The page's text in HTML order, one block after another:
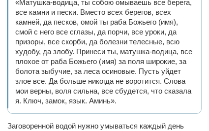
«Матушка-водица, ты собою омываешь все берега,
все камни и пески. Вместо всех берегов, всех
камней, да песков, омой ты раба Божьего (имя),
смой с него все сглазы, да порчи, все уроки, да
призоры, все скорби, да болезни телесные, всю
худобу, да злобу. Принеси ты, матушка-водица, все
плохое от раба Божьего (имя) за поля широкие, за
болота зыбучие, за леса осиновые. Пусть уйдет
злое все. Да больше никогда не воротится. Слова
мои верны, воля сильна, все сбудется, что сказала
я. Ключ, замок, язык. Аминь».
Заговоренной водой нужно умываться каждый день